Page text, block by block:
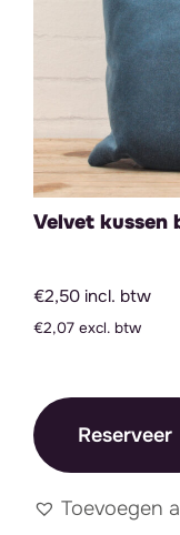
Velvet kussen
€2,50 incl. btw
€2,07 excl. btw
Reserveer
Toevoegen